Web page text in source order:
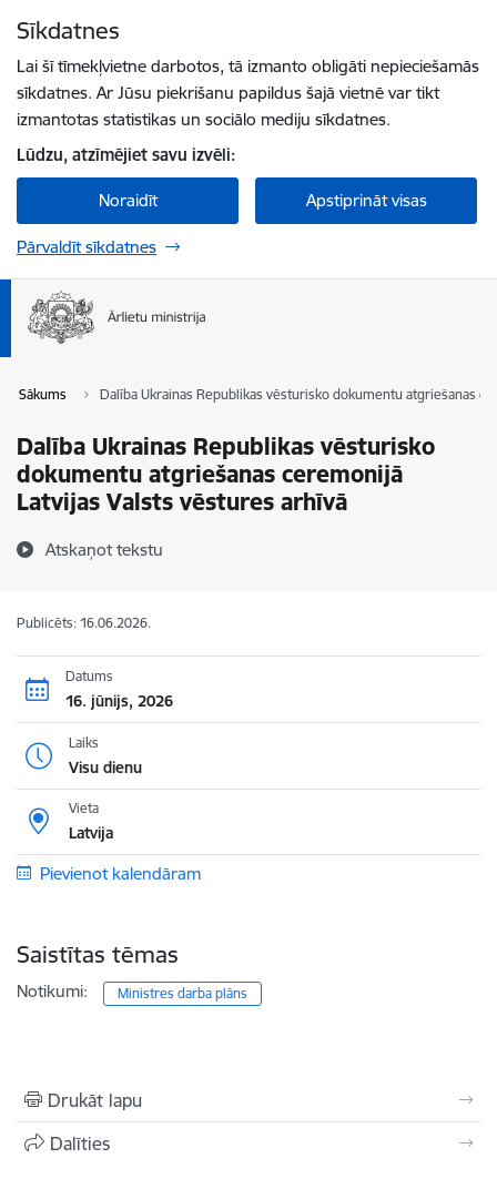
Sīkdatnes
Lai šī tīmekļvietne darbotos, tā izmanto obligāti nepieciešamās
sīkdatnes. Ar Jūsu piekrišanu papildus šajā vietnē var tikt
izmantotas statistikas un sociālo mediju sīkdatnes.
Lūdzu, atzīmējiet savu izvēli:
Noraidīt Apstiprināt visas
Pārvaldīt sīkdatnes
Sākums Dalība Ukrainas Republikas vēsturisko dokumentu atgriešanas
Dalība Ukrainas Republikas vēsturisko
dokumentu atgriešanas ceremonijā
Latvijas Valsts vēstures arhīvā
Atskaņot tekstu
Publicēts: 16.06.2026.
Datums
16. jūnijs, 2026
Laiks
Visu dienu
Vieta
Latvija
Pievienot kalendāram
Saistītas tēmas
Notikumi: Ministres darba plāns
Drukāt lapu
Dalīties